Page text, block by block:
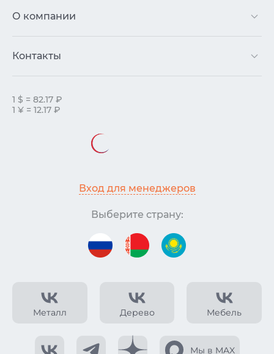
Металл Дерево Мебель
Мы в MAX
О компании
Контакты
1 $ = 82.17 ₽
1 ¥ = 12.17 ₽
Вход для менеджеров
Выберите страну: